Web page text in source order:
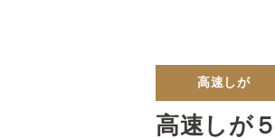
高速しが
高速しが